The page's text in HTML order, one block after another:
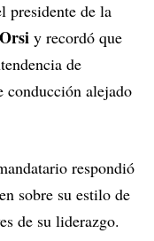
presidente de la
y recordó que
de
conducción alejado
respondió
sobre su estilo de
de su liderazgo.